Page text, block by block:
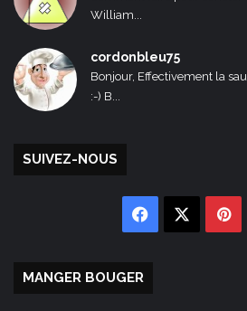
William...
cordonbleu75
Bonjour, Effectivement la
:-) B...
SUIVEZ-NOUS
Facebook
MANGER BOUGER